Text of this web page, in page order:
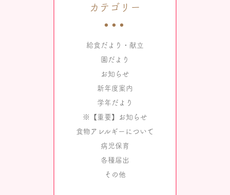
カテゴリー
給食だより・献立
園だより
お知らせ
新年度案内
学年だより
※【重要】お知らせ
食物アレルギーについて
病児保育
各種届出
その他